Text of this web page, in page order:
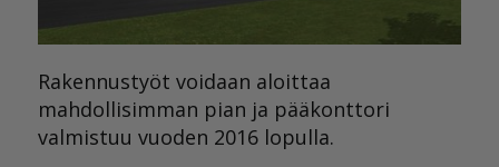
Rakennustyöt voidaan aloittaa
mahdollisimman pian ja pääkonttori
valmistuu vuoden 2016 lopulla.